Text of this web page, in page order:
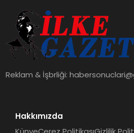
Reklam & İşbrliği:
Hakkımızda